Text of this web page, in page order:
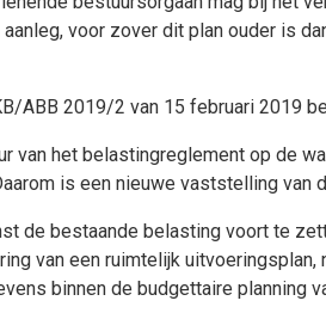
voor zover dit plan ouder is
ABB 2019/2 van 15 februari 2019
van het belastingreglement op de
is een nieuwe vaststelling
de bestaande belasting voort te
van een ruimtelijk
binnen de budgettaire planning